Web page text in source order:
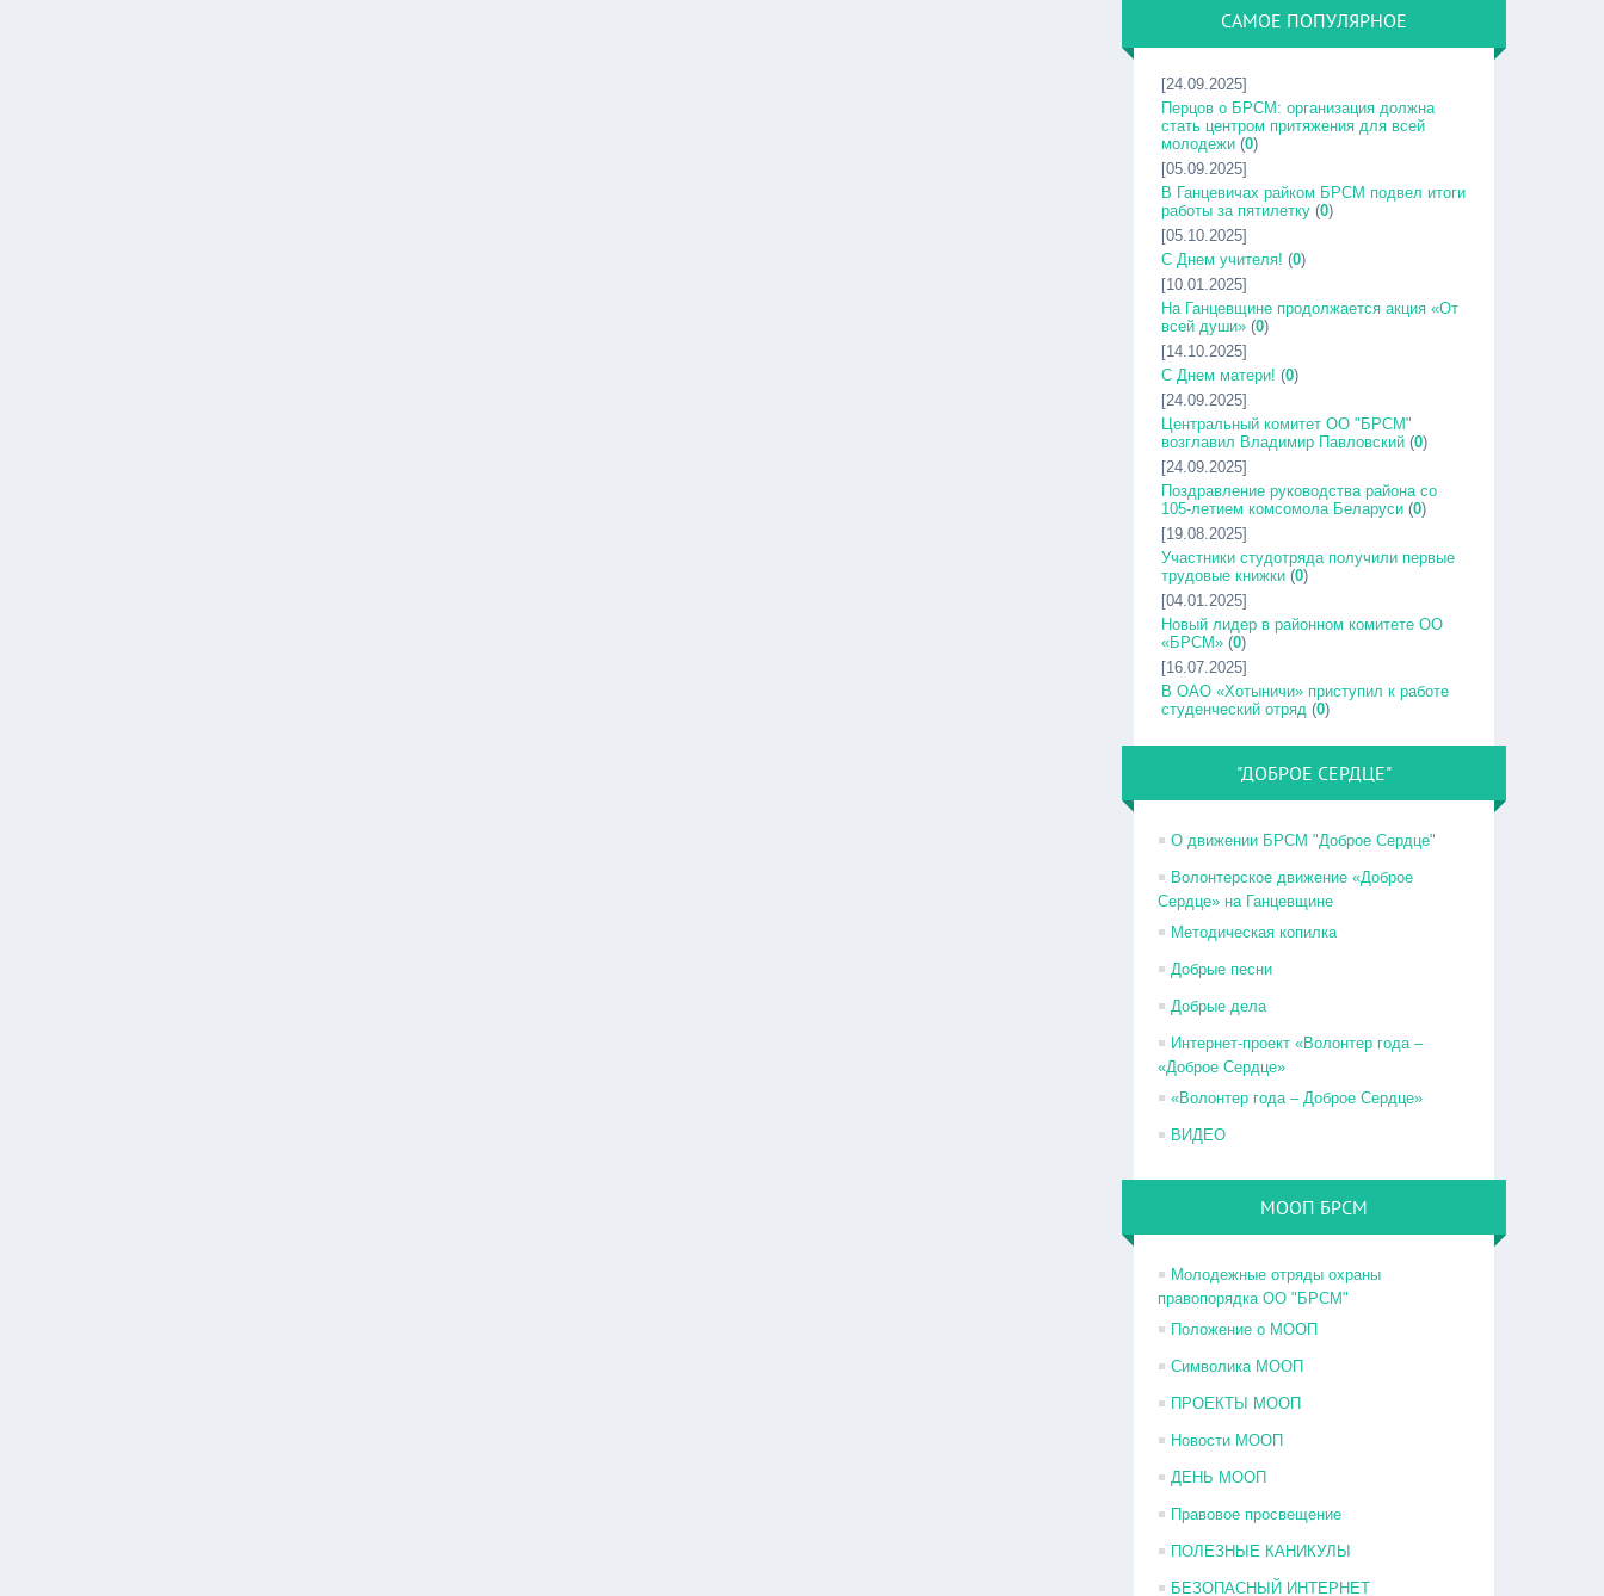
САМОЕ ПОПУЛЯРНОЕ
[24.09.2025]
Перцов о БРСМ: организация должна
стать центром притяжения для всей
молодежи (0)
[05.09.2025]
В Ганцевичах райком БРСМ подвел итоги
работы за пятилетку (0)
[05.10.2025]
С Днем учителя! (0)
[10.01.2025]
На Ганцевщине продолжается акция «От
всей души» (0)
[14.10.2025]
С Днем матери! (0)
[24.09.2025]
Центральный комитет ОО "БРСМ"
возглавил Владимир Павловский (0)
[24.09.2025]
Поздравление руководства района со
105-летием комсомола Беларуси (0)
[19.08.2025]
Участники студотряда получили первые
трудовые книжки (0)
[04.01.2025]
Новый лидер в районном комитете ОО
«БРСМ» (0)
[16.07.2025]
В ОАО «Хотыничи» приступил к работе
студенческий отряд (0)
"ДОБРОЕ СЕРДЦЕ"
О движении БРСМ "Доброе Сердце"
Волонтерское движение «Доброе
Сердце» на Ганцевщине
Методическая копилка
Добрые песни
Добрые дела
Интернет-проект «Волонтер года –
«Доброе Сердце»
«Волонтер года – Доброе Сердце»
ВИДЕО
МООП БРСМ
Молодежные отряды охраны
правопорядка ОО "БРСМ"
Положение о МООП
Символика МООП
ПРОЕКТЫ МООП
Новости МООП
ДЕНЬ МООП
Правовое просвещение
ПОЛЕЗНЫЕ КАНИКУЛЫ
БЕЗОПАСНЫЙ ИНТЕРНЕТ